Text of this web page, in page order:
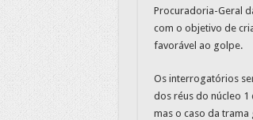
Procuradoria-Geral
com o objetivo de
favorável ao golpe.
Os interrogatórios
dos réus do núcleo 1
mas o caso da